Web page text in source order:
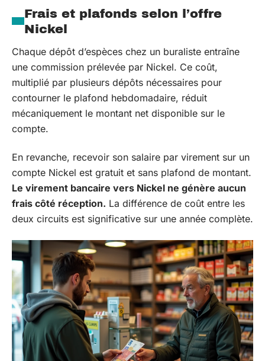
Frais et plafonds selon l’offre
Nickel
Chaque dépôt d’espèces chez un buraliste entraîne
une commission prélevée par Nickel. Ce coût,
multiplié par plusieurs dépôts nécessaires pour
contourner le plafond hebdomadaire, réduit
mécaniquement le montant net disponible sur le
compte.
En revanche, recevoir son salaire par virement sur un
compte Nickel est gratuit et sans plafond de montant.
Le virement bancaire vers Nickel ne génère aucun
frais côté réception. La différence de coût entre les
deux circuits est significative sur une année complète.